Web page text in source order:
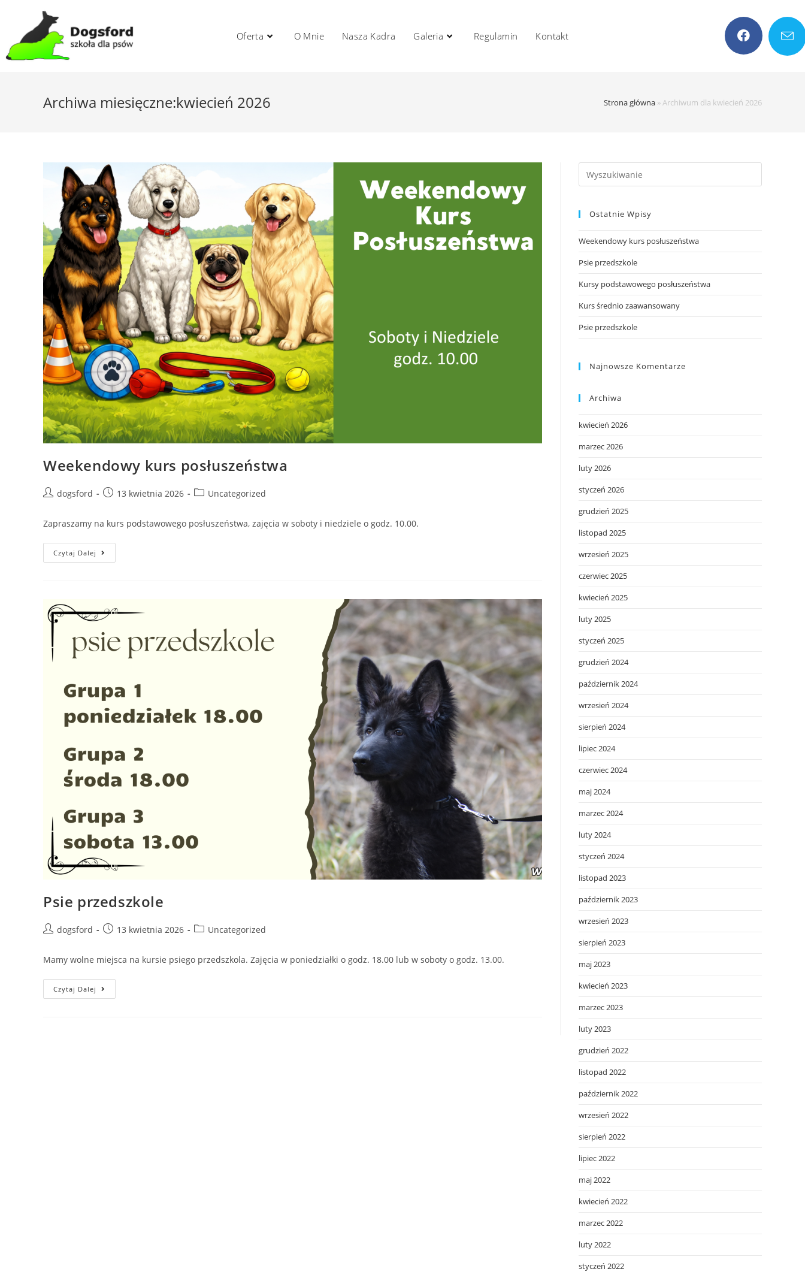
content
Oferta O Mnie Nasza Kadra Galeria Regulamin Kontakt
Archiwa miesięczne:kwiecień 2026 Strona główna » Archiwum dla kwiecień 2026
Weekendowy kurs posłuszeństwa
Postdogsford
Post13 kwietnia 2026
PostUncategorized
Zapraszamy na kurs podstawowego posłuszeństwa, zajęcia w soboty i niedziele o godz. 10.00.
Czytaj Dalej Weekendowy
Kurs
Psie przedszkole
Postdogsford
Post13 kwietnia 2026
PostUncategorized
Mamy wolne miejsca na kursie psiego przedszkola. Zajęcia w poniedziałki o godz. 18.00 lub w soboty o godz. 13.00.
Czytaj Dalej Psie
Przedszkole
Search
this
Ostatnie Wpisy
Weekendowy kurs posłuszeństwa
Psie przedszkole
Kursy podstawowego posłuszeństwa
Kurs średnio zaawansowany
Psie przedszkole
Najnowsze Komentarze
Archiwa
kwiecień 2026
marzec 2026
luty 2026
styczeń 2026
grudzień 2025
listopad 2025
wrzesień 2025
czerwiec 2025
kwiecień 2025
luty 2025
styczeń 2025
grudzień 2024
październik 2024
wrzesień 2024
sierpień 2024
lipiec 2024
czerwiec 2024
maj 2024
marzec 2024
luty 2024
styczeń 2024
listopad 2023
październik 2023
wrzesień 2023
sierpień 2023
maj 2023
kwiecień 2023
marzec 2023
luty 2023
grudzień 2022
listopad 2022
październik 2022
wrzesień 2022
sierpień 2022
lipiec 2022
maj 2022
kwiecień 2022
marzec 2022
luty 2022
styczeń 2022